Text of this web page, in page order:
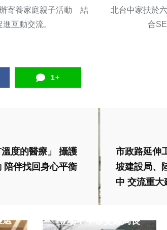
寄養家庭親子活動 結
互動交流。
北台中家扶於
合
1+
度的醫療」 攝護
陪伴找回身心平衡
市政路延伸
坡建設局、
中 交流重大
選
旅遊
2025武陵櫻花季8日
登場！中市交通局長